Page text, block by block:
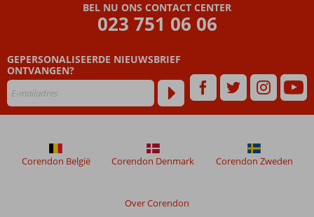
na
hun
verblijf
in
BEL NU ONS CONTACT CENTER
023 751 06 06
GEPERSONALISEERDE NIEUWSBRIEF
ONTVANGEN?
Over Corendon
Corendon België Corendon Denmark Corendon Zweden